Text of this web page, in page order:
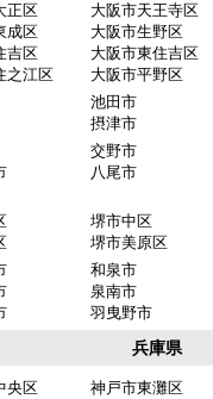
正区 大阪市天王寺区
成区 大阪市生野区
吉区 大阪市東住吉区
之江区 大阪市平野区
池田市
摂津市
交野市
八尾市
堺市中区
堺市美原区
和泉市
泉南市
羽曳野市
兵庫県
央区 神戸市東灘区